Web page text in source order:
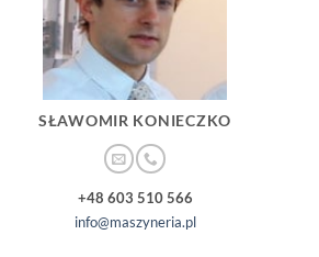
SŁAWOMIR KONIECZKO
+48 603 510 566
info@maszyneria.pl